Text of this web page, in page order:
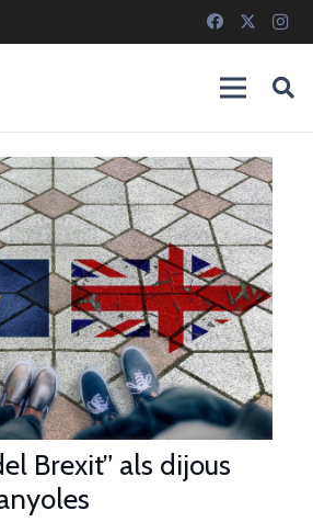
Brexit” als dijous